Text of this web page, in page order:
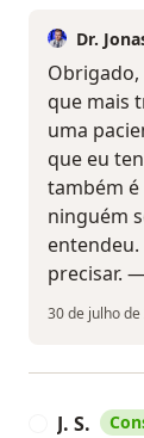
Dr.
que mais
uma
que eu
também
ninguém
precisar. —
30 de julho
J. S.